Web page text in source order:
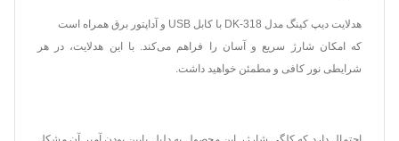
هدلایت دیپ کینگ مدل DK-318 با کابل USB و آداپتور برق همراه است
که امکان شارژ سریع و آسان را فراهم می‌کند. با این هدلایت، در هر
شرایطی نور کافی و مطمئن خواهید داشت.